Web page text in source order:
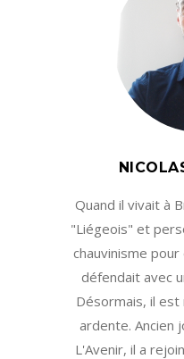
Quand il vivait à
"Liégeois" et
chauvinisme
défendait avec
Désormais, il est
ardente. Ancien
L'Avenir, il a